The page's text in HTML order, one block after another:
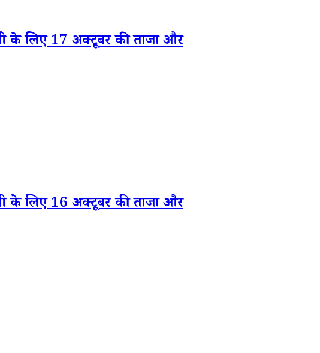
17 अक्टूबर की ताजा और
16 अक्टूबर की ताजा और